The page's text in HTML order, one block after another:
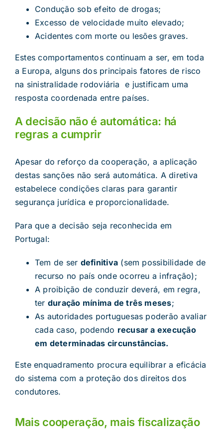
Condução sob efeito de drogas;
Excesso de velocidade muito elevado;
Acidentes com morte ou lesões graves.
Estes comportamentos continuam a ser, em toda
a Europa, alguns dos principais fatores de risco
na sinistralidade rodoviária e justificam uma
resposta coordenada entre países.
A decisão não é automática: há
regras a cumprir
Apesar do reforço da cooperação, a aplicação
destas sanções não será automática. A diretiva
estabelece condições claras para garantir
segurança jurídica e proporcionalidade.
Para que a decisão seja reconhecida em
Portugal:
Tem de ser definitiva (sem possibilidade de
recurso no país onde ocorreu a infração);
A proibição de conduzir deverá, em regra,
ter duração mínima de três meses;
As autoridades portuguesas poderão avaliar
cada caso, podendo recusar a execução
em determinadas circunstâncias.
Este enquadramento procura equilibrar a eficácia
do sistema com a proteção dos direitos dos
condutores.
Mais cooperação, mais fiscalização